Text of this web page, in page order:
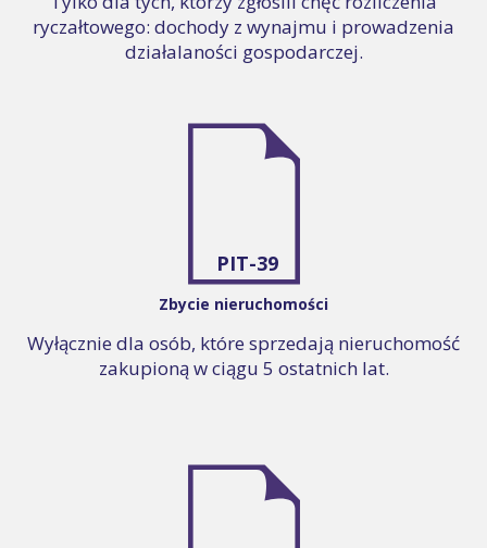
ryczałtowego: dochody z wynajmu i prowadzenia
działalaności gospodarczej.
PIT-39
Zbycie nieruchomości
Wyłącznie dla osób, które sprzedają nieruchomość
zakupioną w ciągu 5 ostatnich lat.